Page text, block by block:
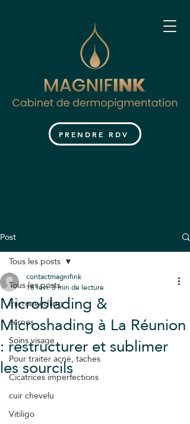
PRENDRE RDV
Post
Tous les posts
microneedling
cernes
Soins visage
Pour traiter acné, taches
Cicatrices imperfections
cuir chevelu
Vitiligo
Tous les posts
Microblading &
Microshading à La Réunion
: restructurer et sublimer
les sourcils
contactmagnifink
18 févr.3 min de lecture